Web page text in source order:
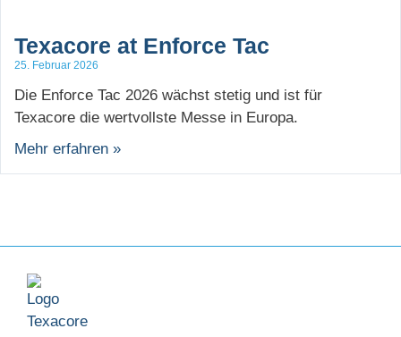
Texacore at Enforce Tac
25. Februar 2026
Die Enforce Tac 2026 wächst stetig und ist für
Texacore die wertvollste Messe in Europa.
Mehr erfahren »